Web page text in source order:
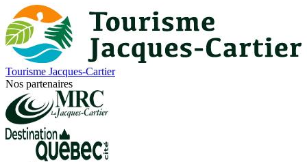
Tourisme Jacques-Cartier
Nos partenaires